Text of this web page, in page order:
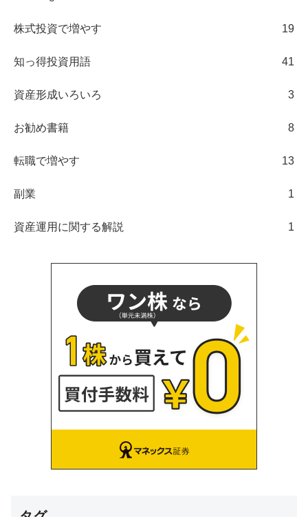
株式投資で増やす 19
知っ得投資用語 41
資産形成いろいろ 3
お勧め書籍 8
転職で増やす 13
副業 1
資産運用に関する解説 1